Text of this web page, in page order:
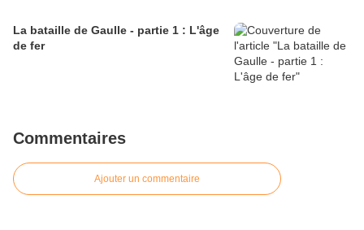
La bataille de Gaulle - partie 1 : L'âge
de fer
Commentaires
Ajouter un commentaire